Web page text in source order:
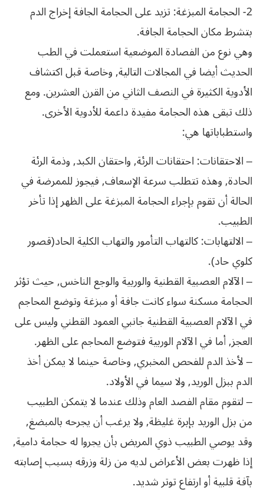
2- الحجامة المبزغة: تزيد على الحجامة الجافة إخراج الدم
بتشرط مكان الحجامة الجافة.
وهي نوع من الفصادة الموضعية استعملت في الطب
الحديث أيضا في المجالات التالية, وخاصة قبل اكتشاف
الأدوية الكثيرة في النصف الثاني من القرن العشرين. ومع
ذلك تبقى هذه الحجامة مفيدة داعمة للأدوية الأخرى.
واستطباباتها هي:
– الاحتقانات: احتقانات الرئة, واحتقان الكبد, وذمة الرئة
الحادة, وهذه تتطلب سرعة الإسعاف, فيجوز للممرضة في
الحالة أن تقوم بإجراء الحجامة المبزغة على الظهر إذا تأخر
الطبيب.
– الالتهابات: كالتهاب التأمور والتهاب الكلية الحاد(قصور
كلوي حاد).
– الآلام العصبية القطنية والوربية والوجع الناخس, حيث تؤثر
الحجامة مسكنة سواء كانت جافة أو مبزغة وتوضع المحاجم
في الآلام العصبية القطنية جانبي العمود القطني وليس على
العجز, أما في الآلام الوربية فتوضع المحاجم على الظهر.
– لأخذ الدم للفحص المخبري, وخاصة حينما لا يمكن أخذ
الدم ببزل الوريد, ولا سيما في الأولاد.
– لتقوم مقام الفصد العام وذلك عندما لا يتمكن الطبيب
من بزل الوريد بإبرة غليظة, ولا يرغب أن يجرحه بالمبضغ,
وقد يوصي الطبيب ذوي المريض بأن يجروا له حجامة دامية,
إذا ظهرت بعض الأعراض لديه من زلة وزرقه بسبب إصابته
بآفة قلبية أو ارتفاع توتر شديد.